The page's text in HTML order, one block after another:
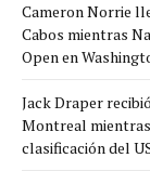
Cameron Norrie
Cabos mientras
Open en
Jack Draper
Montreal mientras
clasificación del